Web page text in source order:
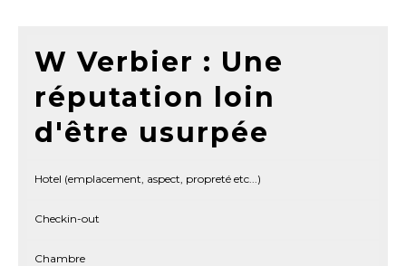
W Verbier : Une
réputation loin
d'être usurpée
Hotel (emplacement, aspect, propreté etc...)
Checkin-out
Chambre